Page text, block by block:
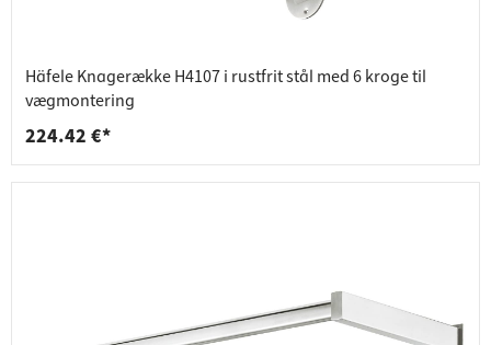
Häfele Knagerække H4107 i rustfrit stål med 6 kroge til
vægmontering
224.42 €*